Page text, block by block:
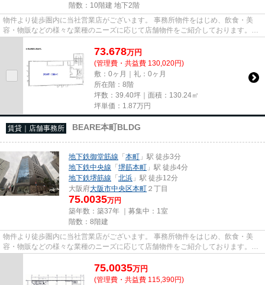
階数：10階建 地下2階
物件より徒歩圏内に当社営業店がございます。 事務所物件をはじめ、飲食・美
容・物販などの様々な業種のニーズに応じて店舗物件をご紹介しております。
尚、弊社ではおとり広告は一切...
73.678万円
(管理費・共益費 130,020円)
敷：0ヶ月｜礼：0ヶ月
所在階：8階
坪数：39.40坪｜面積：130.24㎡
坪単価： 1.87万円
賃貸｜店舗事務所 BEARE本町BLDG
地下鉄御堂筋線 「本町 」駅 徒歩3分
地下鉄中央線 「堺筋本町 」駅 徒歩4分
地下鉄堺筋線 「北浜 」駅 徒歩12分
大阪府大阪市中央区本町 ２丁目
75.0035万円
築年数：築37年 ｜募集中： 1室
階数：8階建
物件より徒歩圏内に当社営業店がございます。 事務所物件をはじめ、飲食・美
容・物販などの様々な業種のニーズに応じて店舗物件をご紹介しております。
尚、弊社ではおとり広告は一切...
75.0035万円
(管理費・共益費 115,390円)